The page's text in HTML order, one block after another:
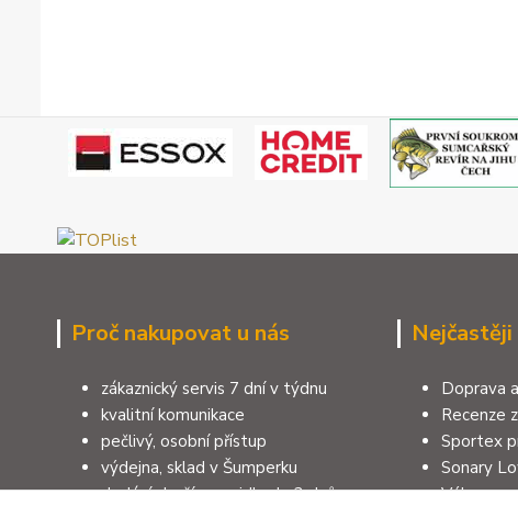
Proč nakupovat u nás
zákaznický servis 7 dní v týdnu
kvalitní komunikace
pečlivý, osobní přístup
výdejna, sklad v Šumperku
dodání zboží zpravidla do 3 dnů
Doprava
Recenze
Sportex
Sonary
Výbava